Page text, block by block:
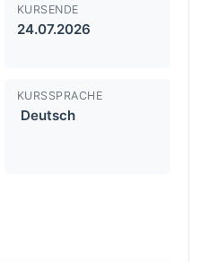
KURSENDE
24.07.2026
KURSSPRACHE
Deutsch